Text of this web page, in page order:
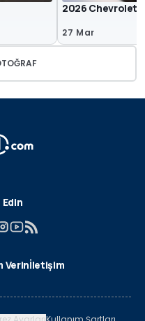
2026 Chevrolet
27 Mar
Verinİletişim